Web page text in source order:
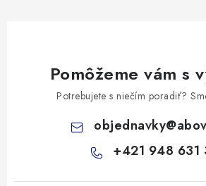
Pomôžeme vám s
Potrebujete s niečím poradiť?
objednavky@
+421 948 631